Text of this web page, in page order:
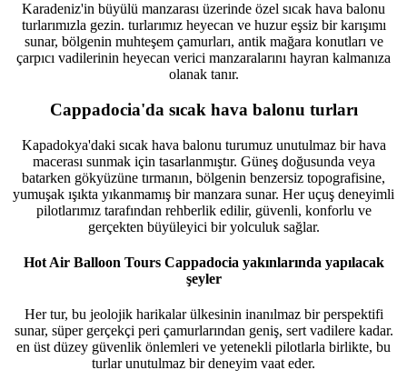
Karadeniz'in büyülü manzarası üzerinde özel sıcak hava balonu
turlarımızla gezin. turlarımız heyecan ve huzur eşsiz bir karışımı
sunar, bölgenin muhteşem çamurları, antik mağara konutları ve
çarpıcı vadilerinin heyecan verici manzaralarını hayran kalmanıza
olanak tanır.
Cappadocia'da sıcak hava balonu turları
Kapadokya'daki sıcak hava balonu turumuz unutulmaz bir hava
macerası sunmak için tasarlanmıştır. Güneş doğusunda veya
batarken gökyüzüne tırmanın, bölgenin benzersiz topografisine,
yumuşak ışıkta yıkanmamış bir manzara sunar. Her uçuş deneyimli
pilotlarımız tarafından rehberlik edilir, güvenli, konforlu ve
gerçekten büyüleyici bir yolculuk sağlar.
Hot Air Balloon Tours Cappadocia yakınlarında yapılacak
şeyler
Her tur, bu jeolojik harikalar ülkesinin inanılmaz bir perspektifi
sunar, süper gerçekçi peri çamurlarından geniş, sert vadilere kadar.
en üst düzey güvenlik önlemleri ve yetenekli pilotlarla birlikte, bu
turlar unutulmaz bir deneyim vaat eder.